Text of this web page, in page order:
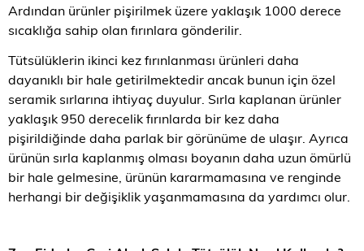
Ardından ürünler pişirilmek üzere yaklaşık 1000 derece
sıcaklığa sahip olan fırınlara gönderilir.
Tütsülüklerin ikinci kez fırınlanması ürünleri daha
dayanıklı bir hale getirilmektedir ancak bunun için özel
seramik sırlarına ihtiyaç duyulur. Sırla kaplanan ürünler
yaklaşık 950 derecelik fırınlarda bir kez daha
pişirildiğinde daha parlak bir görünüme de ulaşır. Ayrıca
ürünün sırla kaplanmış olması boyanın daha uzun ömürlü
bir hale gelmesine, ürünün kararmamasına ve renginde
herhangi bir değişiklik yaşanmamasına da yardımcı olur.